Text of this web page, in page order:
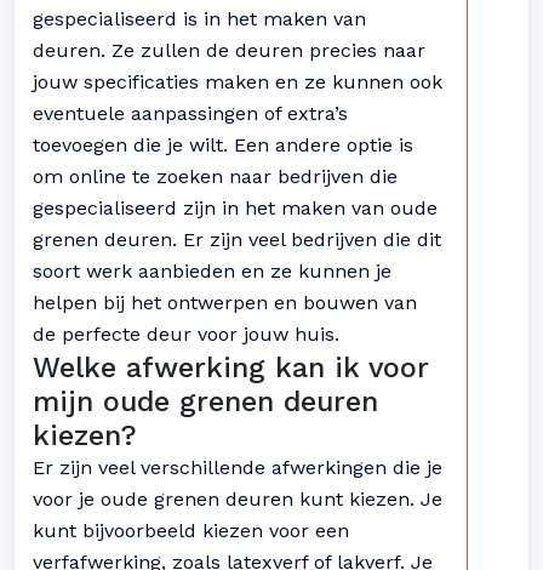
gespecialiseerd is in het maken van
deuren. Ze zullen de deuren precies naar
jouw specificaties maken en ze kunnen ook
eventuele aanpassingen of extra’s
toevoegen die je wilt. Een andere optie is
om online te zoeken naar bedrijven die
gespecialiseerd zijn in het maken van oude
grenen deuren. Er zijn veel bedrijven die dit
soort werk aanbieden en ze kunnen je
helpen bij het ontwerpen en bouwen van
de perfecte deur voor jouw huis.
Welke afwerking kan ik voor
mijn oude grenen deuren
kiezen?
Er zijn veel verschillende afwerkingen die je
voor je oude grenen deuren kunt kiezen. Je
kunt bijvoorbeeld kiezen voor een
verfafwerking, zoals latexverf of lakverf. Je